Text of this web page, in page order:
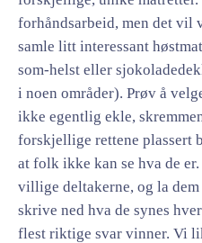
forhåndsarbeid, men det vil
samle litt interessant
som-helst eller
i noen områder). Prøv å
ikke egentlig ekle,
forskjellige rettene plassert
at folk ikke kan se hva de
villige deltakerne, og la
skrive ned hva de synes
flest riktige svar vinner. Vi